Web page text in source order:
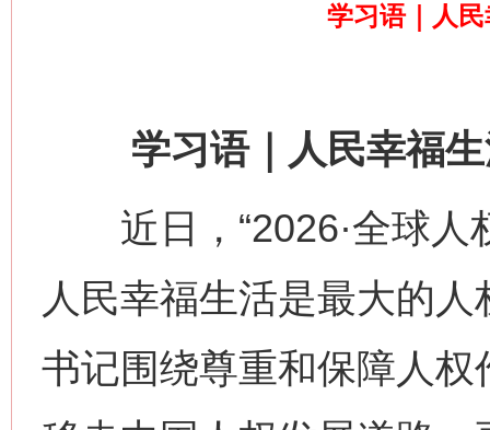
学习语｜人
学习语｜人民幸福生
近日，“2026·全球人
人民幸福生活是最大的
书记围绕尊重和保障人